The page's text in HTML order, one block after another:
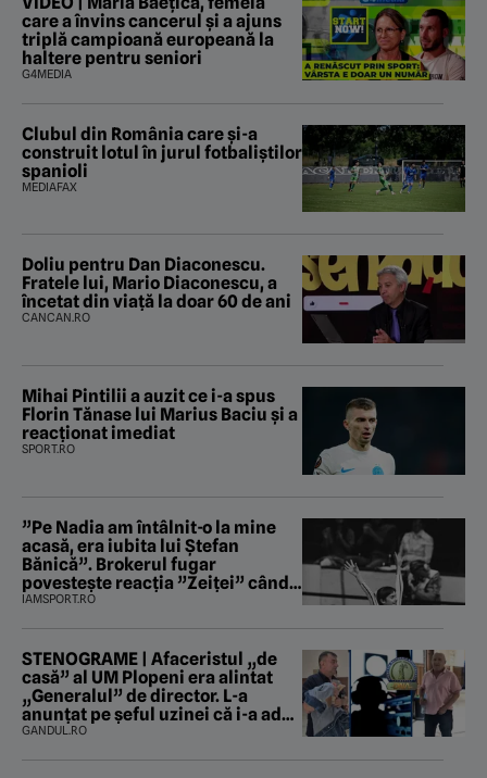
care a învins cancerul și a ajuns
triplă campioană europeană la
haltere pentru seniori
G4MEDIA
Clubul din România care și-a
construit lotul în jurul fotbaliștilor
spanioli
MEDIAFAX
Doliu pentru Dan Diaconescu.
Fratele lui, Mario Diaconescu, a
încetat din viață la doar 60 de ani
CANCAN.RO
Mihai Pintilii a auzit ce i-a spus
Florin Tănase lui Marius Baciu și a
reacționat imediat
SPORT.RO
”Pe Nadia am întâlnit-o la mine
acasă, era iubita lui Ștefan
Bănică”. Brokerul fugar
povestește reacția ”Zeiței” când
i-a intrat în baie
IAMSPORT.RO
STENOGRAME | Afaceristul „de
casă” al UM Plopeni era alintat
„Generalul” de director. L-a
anunțat pe șeful uzinei că i-a adus
„subțireanu, așa”
GANDUL.RO